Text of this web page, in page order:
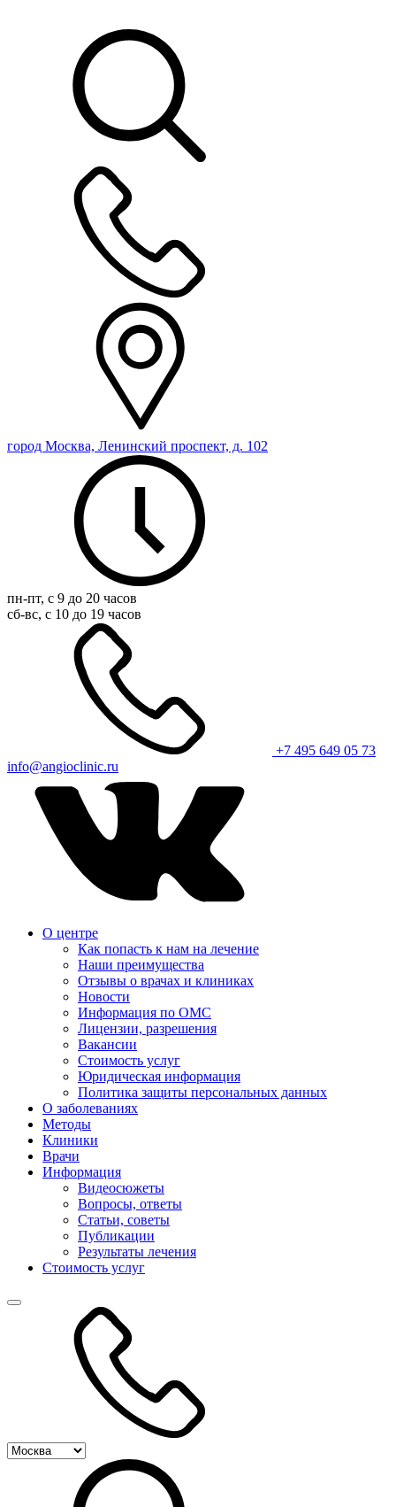
город Москва, Ленинский проспект, д. 102
пн-пт, с 9 до 20 часов
сб-вс, с 10 до 19 часов
+7 495 649 05 73
info@angioclinic.ru
О центре
Как попасть к нам на лечение
Наши преимущества
Отзывы о врачах и клиниках
Новости
Информация по ОМС
Лицензии, разрешения
Вакансии
Стоимость услуг
Юридическая информация
Политика защиты персональных данных
О заболеваниях
Методы
Клиники
Врачи
Информация
Видеосюжеты
Вопросы, ответы
Статьи, советы
Публикации
Результаты лечения
Стоимость услуг